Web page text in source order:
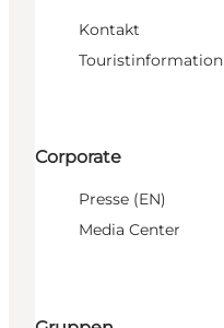
Kontakt
Touristinformation
Corporate
Presse (EN)
Media Center